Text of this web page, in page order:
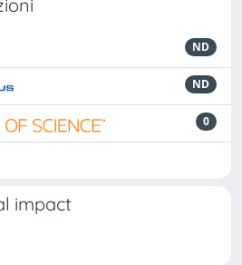
ND
ND
0
impact